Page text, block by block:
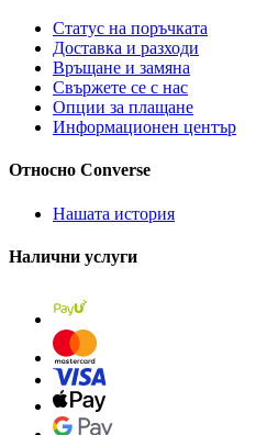
Статус на поръчката
Доставка и разходи
Връщане и замяна
Свържете се с нас
Опции за плащане
Информационен център
Относно Converse
Нашата история
Налични услуги